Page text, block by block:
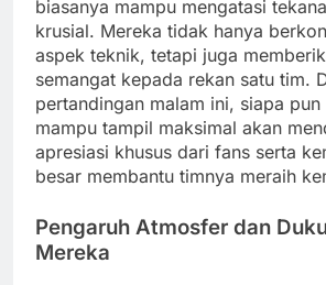
biasanya mampu mengatasi
krusial. Mereka tidak hanya
aspek teknik, tetapi juga
semangat kepada rekan satu tim.
pertandingan malam ini, siapa
mampu tampil maksimal akan
apresiasi khusus dari fans serta
besar membantu timnya meraih
Pengaruh Atmosfer dan
Mereka